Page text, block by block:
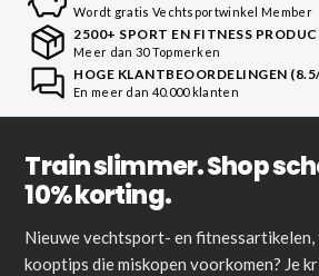
Wordt gratis Vechtsportwinkel Member
2500+ SPORT EN FITNESS
Meer dan 30 Topmerken
HOGE KLANTBEOORDELINGEN
En meer dan 40.000 klanten
Train slimmer. Shop
10% korting.
Nieuwe vechtsport- en fitnessartikelen,
kooptips die miskopen voorkomen? Je